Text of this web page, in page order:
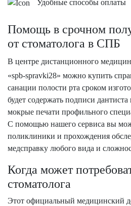
Удобные способы оплаты
Помощь в срочном
от стоматолога в СПБ
В центре дистанционного
«spb-spravki28» можно купить
санации полости рта сроком
будет содержать подписи дантиста
мокрые печати профильного
С помощью нашего сервиса вы
поликлиники и прохождения
медсправку любого вида и
Когда может
стоматолога
Этот официальный медицинский